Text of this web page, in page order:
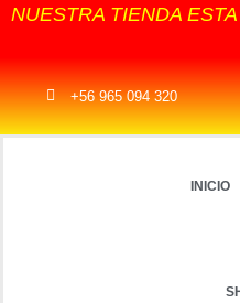
NUESTRA TIENDA
+56 965 094 320
INICIO